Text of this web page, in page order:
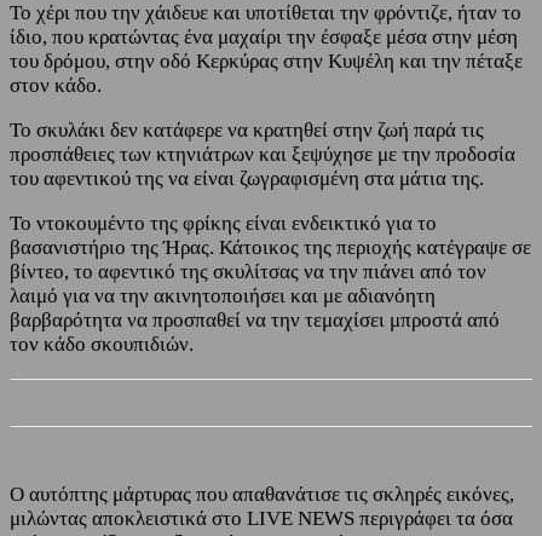
Το χέρι που την χάιδευε και υποτίθεται την φρόντιζε, ήταν το
ίδιο, που κρατώντας ένα μαχαίρι την έσφαξε μέσα στην μέση
του δρόμου, στην οδό Κερκύρας στην Κυψέλη και την πέταξε
στον κάδο.
Το σκυλάκι δεν κατάφερε να κρατηθεί στην ζωή παρά τις
προσπάθειες των κτηνιάτρων και ξεψύχησε με την προδοσία
του αφεντικού της να είναι ζωγραφισμένη στα μάτια της.
Το ντοκουμέντο της φρίκης είναι ενδεικτικό για το
βασανιστήριο της Ήρας. Κάτοικος της περιοχής κατέγραψε σε
βίντεο, το αφεντικό της σκυλίτσας να την πιάνει από τον
λαιμό για να την ακινητοποιήσει και με αδιανόητη
βαρβαρότητα να προσπαθεί να την τεμαχίσει μπροστά από
τον κάδο σκουπιδιών.
Ο αυτόπτης μάρτυρας που απαθανάτισε τις σκληρές εικόνες,
μιλώντας αποκλειστικά στο LIVE NEWS περιγράφει τα όσα